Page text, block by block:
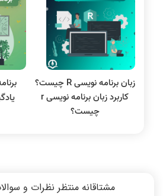
نظریه زبانها
سیگنال و سیستمها
زبان برنامه نویسی R چیست؟
کاربرد زبان برنامه نویسی r
چیست؟
مشتاقانه منتظر نظرات و